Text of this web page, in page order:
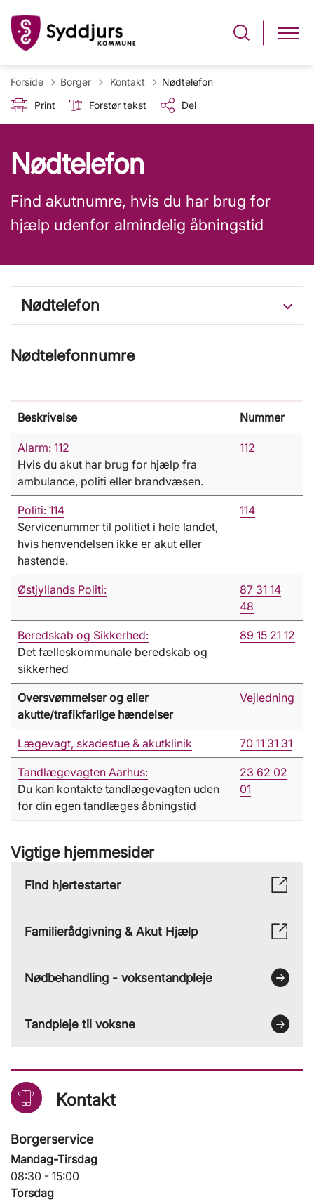
Forside Borger Tilbage til
Kontakt
Nødtelefon
Print
Forstør tekst Del
Nødtelefon
Find akutnumre, hvis du har brug for
hjælp udenfor almindelig åbningstid
Nødtelefon
Nødtelefonnumre
Beskrivelse Nummer
Alarm: 112
Hvis du akut har brug for hjælp fra
ambulance, politi eller brandvæsen.
112
Politi: 114
Servicenummer til politiet i hele landet,
hvis henvendelsen ikke er akut eller
hastende.
114
Østjyllands Politi:
87 31 14
48
Beredskab og Sikkerhed:
Det fælleskommunale beredskab og
sikkerhed
89 15 21 12
Oversvømmelser og eller
akutte/trafikfarlige hændelser
Vejledning
Lægevagt, skadestue & akutklinik 70 11 31 31
Tandlægevagten Aarhus:
Du kan kontakte tandlægevagten uden
for din egen tandlæges åbningstid
23 62 02
01
Vigtige hjemmesider
Find hjertestarter
Familierådgivning & Akut Hjælp
Nødbehandling - voksentandpleje
Tandpleje til voksne
Kontakt
Borgerservice
Mandag-Tirsdag
08:30 - 15:00
Torsdag